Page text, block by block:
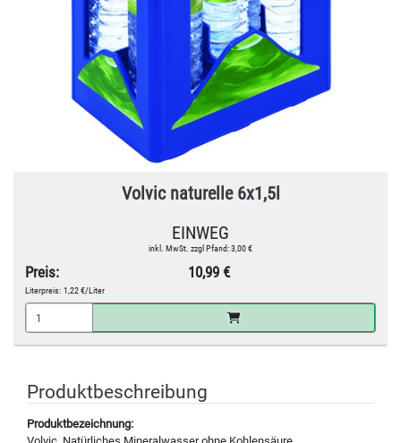
Volvic naturelle 6x1,5l
EINWEG
inkl. MwSt. zzgl Pfand: 3,00 €
Preis: 10,99 €
Literpreis: 1,22 €/Liter
Produktbeschreibung
Produktbezeichnung: